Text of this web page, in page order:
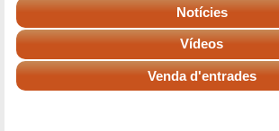
Notícies
Vídeos
Venda d'entrades